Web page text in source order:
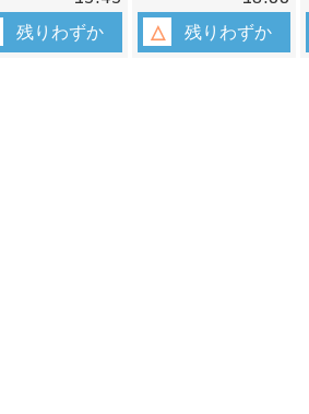
残りわずか 残りわずか